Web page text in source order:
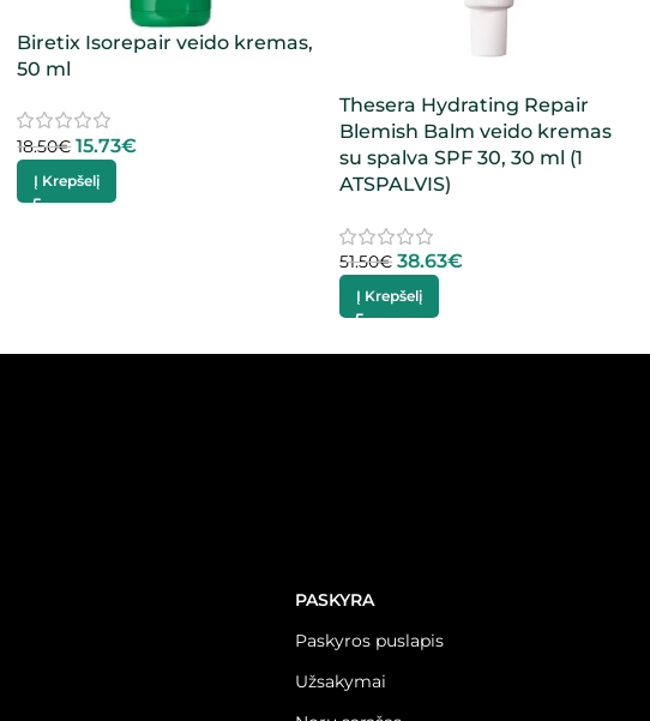
Biretix Isorepair veido kremas,
50 ml
18.50€ 15.73€
Į Krepšelį
Thesera Hydrating Repair
Blemish Balm veido kremas
su spalva SPF 30, 30 ml (1
ATSPALVIS)
51.50€ 38.63€
Į Krepšelį
PASKYRA
Paskyros puslapis
Užsakymai